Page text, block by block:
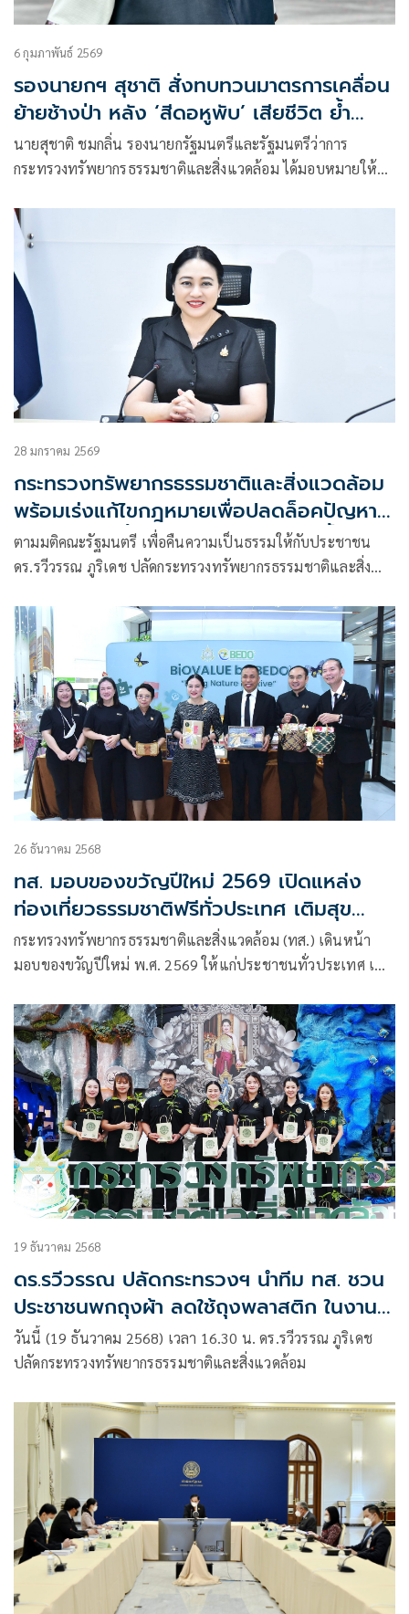
6 กุมภาพันธ์ 2569
รองนายกฯ สุชาติ สั่งทบทวนมาตรการเคลื่อน
ย้ายช้างป่า หลัง ‘สีดอหูพับ’ เสียชีวิต ย้ำ
คุ้มครองประชาชนควบคู่สวัสดิภาพสัตว์ป่า
นายสุชาติ ชมกลิ่น รองนายกรัฐมนตรีและรัฐมนตรีว่าการ
กระทรวงทรัพยากรธรรมชาติและสิ่งแวดล้อม ได้มอบหมายให้
แวดล้อม ติดตามและกำกับการแก้ไขปัญหาช้างป่าในพื้นที่อย่าง
ใกล้ชิดและต่อเนื่อง
28 มกราคม 2569
กระทรวงทรัพยากรธรรมชาติและสิ่งแวดล้อม
พร้อมเร่งแก้ไขกฎหมายเพื่อปลดล็อคปัญหา
ที่ดินทำกินในพื้นที่นิคมสร้างตนเองลำน้ำน่าน
ตามมติคณะรัฐมนตรี เพื่อคืนความเป็นธรรมให้กับประชาชน
ดร.รวีวรรณ ภูริเดช ปลัดกระทรวงทรัพยากรธรรมชาติและสิ่ง
แวดล้อม พร้อมเร่งขับเคลื่อนการดำเนินงานร่วมกับหน่วยงานที่
เกี่ยวข้องเพื่อแก้ไขปัญหาที่ดินทำกินในพื้นที่นิคมสร้างตนเอง
ลำน้ำน่าน จังหวัดอุตรดิตถ์ และคืนความเป็นธรรมให้กับราษฎร
โดยเร็ว
26 ธันวาคม 2568
ทส. มอบของขวัญปีใหม่ 2569 เปิดแหล่ง
ท่องเที่ยวธรรมชาติฟรีทั่วประเทศ เติมสุข
ประชาชน
กระทรวงทรัพยากรธรรมชาติและสิ่งแวดล้อม (ทส.) เดินหน้า
มอบของขวัญปีใหม่ พ.ศ. 2569 ให้แก่ประชาชนทั่วประเทศ เปิด
พร้อมจัดบริการอำนวยความสะดวกและกิจกรรมส่งความสุขช่วง
เทศกาลปีใหม่ เพื่อช่วยลดภาระค่าใช้จ่าย เติมเต็มความสุข และ
ส่งเสริมการท่องเที่ยวเชิงอนุรักษ์อย่างยั่งยืน
19 ธันวาคม 2568
ดร.รวีวรรณ ปลัดกระทรวงฯ นำทีม ทส. ชวน
ประชาชนพกถุงผ้า ลดใช้ถุงพลาสติก ในงาน
กาชาด ปี 2568
วันนี้ (19 ธันวาคม 2568) เวลา 16.30 น. ดร.รวีวรรณ ภูริเดช
ปลัดกระทรวงทรัพยากรธรรมชาติและสิ่งแวดล้อม